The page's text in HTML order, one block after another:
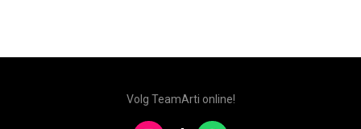
Volg TeamArti online!